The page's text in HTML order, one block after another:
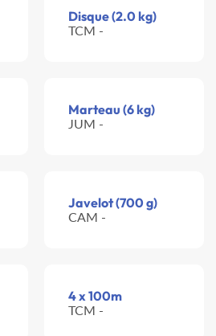
Disque (2.0 kg)
TCM -
Marteau (6 kg)
JUM -
Javelot (700 g)
CAM -
4 x 100m
TCM -